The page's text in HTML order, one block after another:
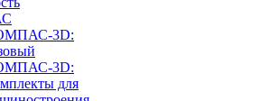
3D:
3D:
для